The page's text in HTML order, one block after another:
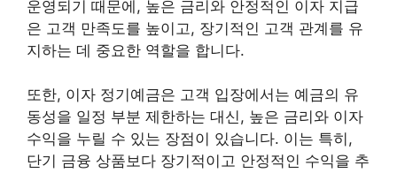
운영되기 때문에, 높은 금리와 안정적인 이자 지급
은 고객 만족도를 높이고, 장기적인 고객 관계를 유
지하는 데 중요한 역할을 합니다.
또한, 이자 정기예금은 고객 입장에서는 예금의 유
동성을 일정 부분 제한하는 대신, 높은 금리와 이자
수익을 누릴 수 있는 장점이 있습니다. 이는 특히,
단기 금융 상품보다 장기적이고 안정적인 수익을 추